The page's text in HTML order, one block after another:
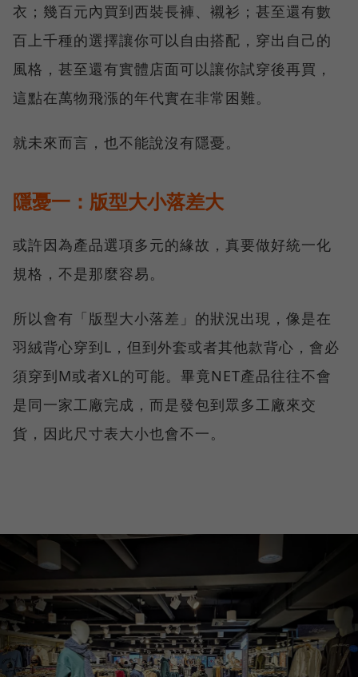
衣；幾百元內買到西裝長褲、襯衫；甚至還有數
百上千種的選擇讓你可以自由搭配，穿出自己的
風格，甚至還有實體店面可以讓你試穿後再買，
這點在萬物飛漲的年代實在非常困難。
就未來而言，也不能說沒有隱憂。
隱憂一：版型大小落差大
或許因為產品選項多元的緣故，真要做好統一化
規格，不是那麼容易。
所以會有「版型大小落差」的狀況出現，像是在
羽絨背心穿到L，但到外套或者其他款背心，會必
須穿到M或者XL的可能。畢竟NET產品往往不會
是同一家工廠完成，而是發包到眾多工廠來交
貨，因此尺寸表大小也會不一。